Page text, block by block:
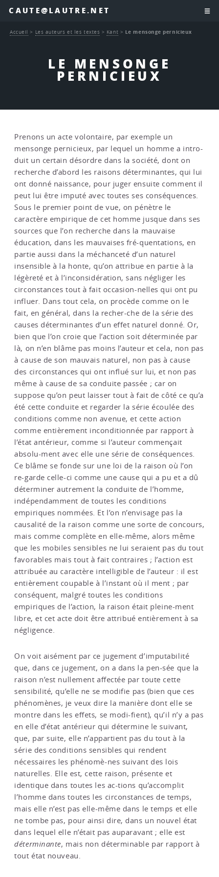
CAUTE@LAUTRE.NET
LE MENSONGE
PERNICIEUX
Accueil > Les auteurs et les textes > Kant > Le mensonge pernicieux
Prenons un acte volontaire, par exemple un
mensonge pernicieux, par lequel un homme a intro-
duit un certain désordre dans la société, dont on
recherche d’abord les raisons déterminantes, qui lui
ont donné naissance, pour juger ensuite comment il
peut lui être imputé avec toutes ses conséquences.
Sous le premier point de vue, on pénètre le
caractère empirique de cet homme jusque dans ses
sources que l’on recherche dans la mauvaise
éducation, dans les mauvaises fré-quentations, en
partie aussi dans la méchanceté d’un naturel
insensible à la honte, qu’on attribue en partie à la
légèreté et à l’inconsidération, sans négliger les
circonstances tout à fait occasion-nelles qui ont pu
influer. Dans tout cela, on procède comme on le
fait, en général, dans la recher-che de la série des
causes déterminantes d’un effet naturel donné. Or,
bien que l’on croie que l’action soit déterminée par
là, on n’en blâme pas moins l’auteur et cela, non pas
à cause de son mauvais naturel, non pas à cause
des circonstances qui ont influé sur lui, et non pas
même à cause de sa conduite passée ; car on
suppose qu’on peut laisser tout à fait de côté ce qu’a
été cette conduite et regarder la série écoulée des
conditions comme non avenue, et cette action
comme entièrement inconditionnée par rapport à
l’état antérieur, comme si l’auteur commençait
absolu-ment avec elle une série de conséquences.
Ce blâme se fonde sur une loi de la raison où l’on
re-garde celle-ci comme une cause qui a pu et a dû
déterminer autrement la conduite de l’homme,
indépendamment de toutes les conditions
empiriques nommées. Et l’on n’envisage pas la
causalité de la raison comme une sorte de concours,
mais comme complète en elle-même, alors même
que les mobiles sensibles ne lui seraient pas du tout
favorables mais tout à fait contraires ; l’action est
attribuée au caractère intelligible de l’auteur : il est
entièrement coupable à l’instant où il ment ; par
conséquent, malgré toutes les conditions
empiriques de l’action, la raison était pleine-ment
libre, et cet acte doit être attribué entièrement à sa
négligence.
On voit aisément par ce jugement d’imputabilité
que, dans ce jugement, on a dans la pen-sée que la
raison n’est nullement affectée par toute cette
sensibilité, qu’elle ne se modifie pas (bien que ces
phénomènes, je veux dire la manière dont elle se
montre dans les effets, se modi-fient), qu’il n’y a pas
en elle d’état antérieur qui détermine le suivant,
que, par suite, elle n’appartient pas du tout à la
série des conditions sensibles qui rendent
nécessaires les phénomè-nes suivant des lois
naturelles. Elle est, cette raison, présente et
identique dans toutes les ac-tions qu’accomplit
l’homme dans toutes les circonstances de temps,
mais elle n’est pas elle-même dans le temps et elle
ne tombe pas, pour ainsi dire, dans un nouvel état
dans lequel elle n’était pas auparavant ; elle est
déterminante, mais non déterminable par rapport à
tout état nouveau.